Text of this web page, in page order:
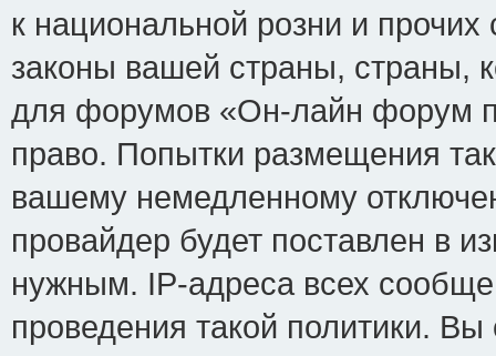
к национальной розни и
законы вашей страны, страны,
для форумов «Он-лайн форум
право. Попытки размещения
вашему немедленному
провайдер будет поставлен в
нужным. IP-адреса всех
проведения такой политики.